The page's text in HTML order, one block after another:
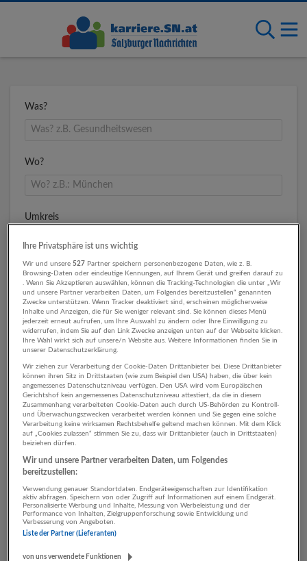
Was?
Wo?
Umkreis
4 Marketing, Kommunikation,
PR Informatik / IT
Unternehmen
Bau | Holz | Immobilien Hillebrand
Ihre Privatsphäre ist uns wichtig
Wir und unsere 527 Partner speichern personenbezogene Daten, wie z. B.
Browsing-Daten oder eindeutige Kennungen, auf Ihrem Gerät und greifen darauf zu
. Wenn Sie Akzeptieren auswählen, können die Tracking-Technologien die unter „Wir
und unsere Partner verarbeiten Daten, um Folgendes bereitzustellen“ genannten
Zwecke unterstützen. Wenn Tracker deaktiviert sind, erscheinen möglicherweise
Inhalte und Anzeigen, die für Sie weniger relevant sind. Sie können dieses Menü
jederzeit erneut aufrufen, um Ihre Auswahl zu ändern oder Ihre Einwilligung zu
widerrufen, indem Sie auf den Link Zwecke anzeigen unten auf der Webseite klicken.
Ihre Wahl wirkt sich auf unsere/n Website aus. Weitere Informationen finden Sie in
unserer Datenschutzerklärung.
Wir ziehen zur Verarbeitung der Cookie-Daten Drittanbieter bei. Diese Drittanbieter
können ihren Sitz in Drittstaaten (wie zum Beispiel den USA) haben, die über kein
angemessenes Datenschutzniveau verfügen. Den USA wird vom Europäischen
Gerichtshof kein angemessenes Datenschutzniveau attestiert, da die in diesem
Zusammenhang verarbeiteten Cookie-Daten auch durch US-Behörden zu Kontroll-
und Überwachungszwecken verarbeitet werden können und Sie gegen eine solche
Verarbeitung keine wirksamen Rechtsbehelfe geltend machen können. Mit dem Klick
auf „Cookies zulassen“ stimmen Sie zu, dass wir Drittanbieter (auch in Drittstaaten)
beiziehen dürfen.
Wir und unsere Partner verarbeiten Daten, um Folgendes
bereitzustellen:
Verwendung genauer Standortdaten. Endgeräteeigenschaften zur Identifikation
aktiv abfragen. Speichern von oder Zugriff auf Informationen auf einem Endgerät.
Personalisierte Werbung und Inhalte, Messung von Werbeleistung und der
Performance von Inhalten, Zielgruppenforschung sowie Entwicklung und
Verbesserung von Angeboten.
Liste der Partner (Lieferanten)
von uns verwendete Funktionen